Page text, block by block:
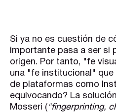
Si ya no es cuestión de
importante pasa a ser si
origen. Por tanto, "fe
una "fe institucional" que
de plataformas como
equivocando? La
Mosseri ( "fingerprinting,